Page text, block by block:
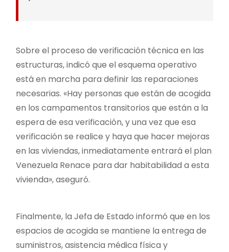
Sobre el proceso de verificación técnica en las
estructuras, indicó que el esquema operativo
está en marcha para definir las reparaciones
necesarias. «Hay personas que están de acogida
en los campamentos transitorios que están a la
espera de esa verificación, y una vez que esa
verificación se realice y haya que hacer mejoras
en las viviendas, inmediatamente entrará el plan
Venezuela Renace para dar habitabilidad a esta
vivienda», aseguró.
Finalmente, la Jefa de Estado informó que en los
espacios de acogida se mantiene la entrega de
suministros, asistencia médica física y